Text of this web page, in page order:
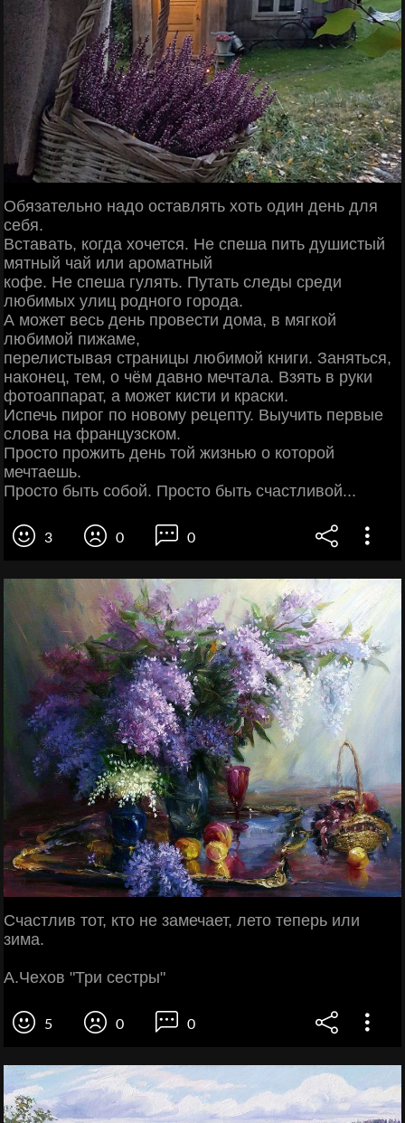
Обязательно надо оставлять хоть один день для
себя.
Вставать, когда хочется. Не спеша пить душистый
мятный чай или ароматный
кофе. Не спеша гулять. Путать следы среди
любимых улиц родного города.
А может весь день провести дома, в мягкой
любимой пижаме,
перелистывая страницы любимой книги. Заняться,
наконец, тем, о чём давно мечтала. Взять в руки
фотоаппарат, а может кисти и краски.
Испечь пирог по новому рецепту. Выучить первые
слова на французском.
Просто прожить день той жизнью о которой
мечтаешь.
Просто быть собой. Просто быть счастливой...
3 0 0
Счастлив тот, кто не замечает, лето теперь или
зима.
А.Чехов "Три сестры"
5 0 0